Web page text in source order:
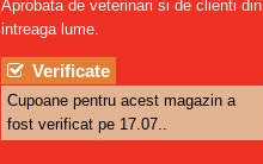
Aprobata de veterinari si de clienti din
intreaga lume.
Verificate
Cupoane pentru acest magazin a
fost verificat pe 17.07..